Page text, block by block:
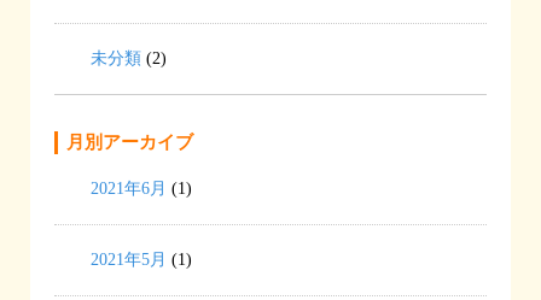
未分類 (2)
月別アーカイブ
2021年6月 (1)
2021年5月 (1)